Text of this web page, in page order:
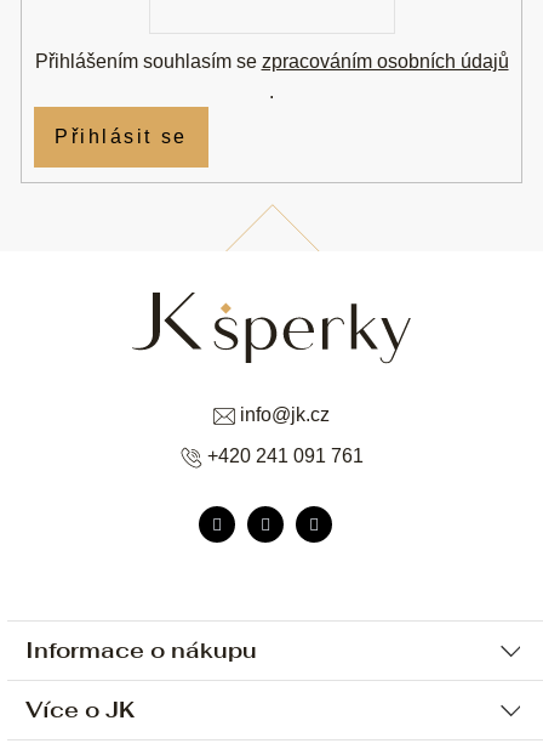
Informace o nákupu
Ochrana osobních údajů
Více o JK
info@jk.cz
+420 241 091 761
Přihlášením souhlasím se zpracováním osobních údajů
.
Přihlásit se